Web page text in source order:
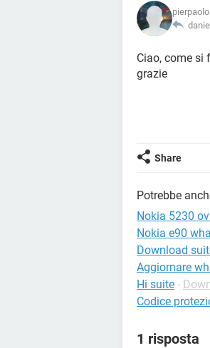
pierpaolo
Ciao, come si
grazie
Share
Potrebbe
Nokia 5230
Nokia e90
Download
Aggiornare
Hi suite -
Codice
1 risposta